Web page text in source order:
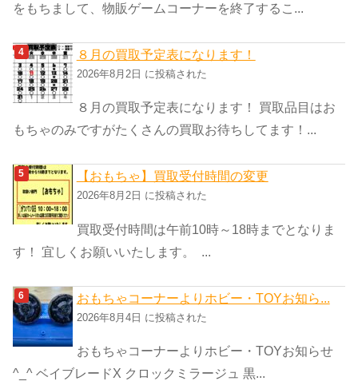
をもちまして、物販ゲームコーナーを終了するこ...
８月の買取予定表になります！
2026年8月2日 に投稿された
８月の買取予定表になります！ 買取品目はお
もちゃのみですがたくさんの買取お待ちしてます！...
【おもちゃ】買取受付時間の変更
2026年8月2日 に投稿された
買取受付時間は午前10時～18時までとなりま
す！ 宜しくお願いいたします。 ...
おもちゃコーナーよりホビー・TOYお知ら...
2026年8月4日 に投稿された
おもちゃコーナーよりホビー・TOYお知らせ
^_^ ベイブレードX クロックミラージュ 黒...